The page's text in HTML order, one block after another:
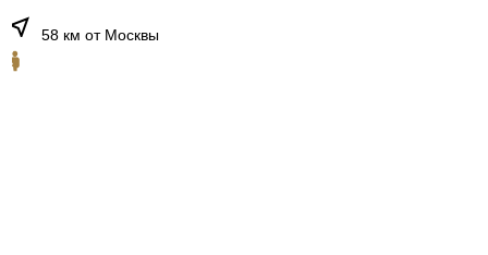
near_me 58 км от Москвы